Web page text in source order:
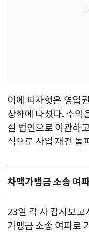
이에 피자헛은 영업
상화에 나섰다. 수익
설 법인으로 이관하
식으로 사업 재건 돌
차액가맹금 소송 여
23일 각 사 감사보고
가맹금 소송 여파로